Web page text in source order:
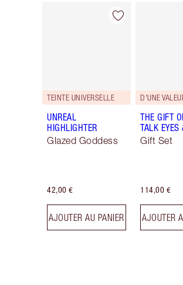
Article 1 sur 116
TEINTE UNIVERSELLE
UNREAL
HIGHLIGHTER
Glazed Goddess
42,00 €
AJOUTER AU PANIER
THE GIFT
TALK
Gift Set
114,00 €
AJOUTER